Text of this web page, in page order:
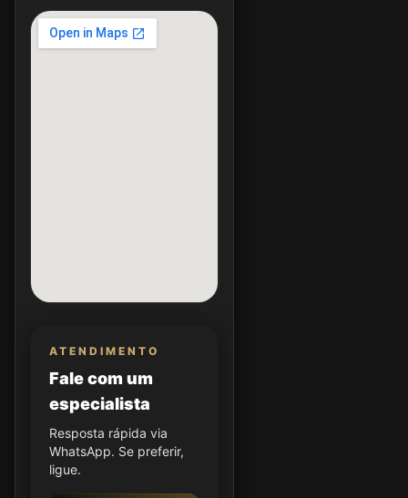
ATENDIMENTO
Fale com um
especialista
Resposta rápida via
WhatsApp. Se preferir,
ligue.